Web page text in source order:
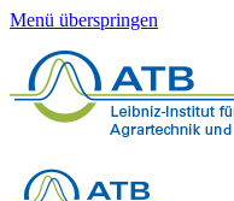
Menü überspringen